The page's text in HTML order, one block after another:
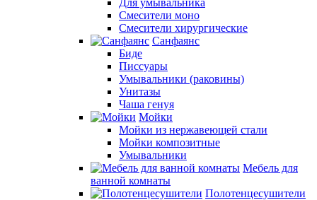
Для умывальника
Смесители моно
Смесители хирургические
Санфаянс
Биде
Писсуары
Умывальники (раковины)
Унитазы
Чаша генуя
Мойки
Мойки из нержавеющей стали
Мойки композитные
Умывальники
Мебель для
ванной комнаты
Полотенцесушители